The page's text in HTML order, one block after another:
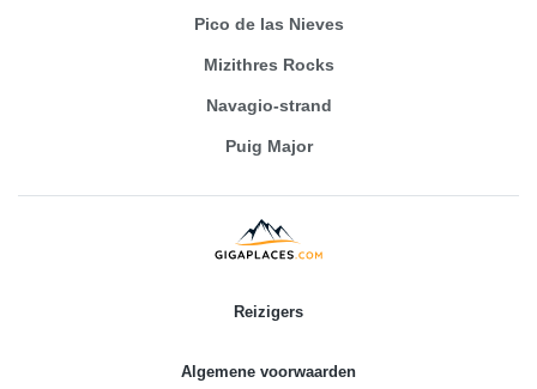
Pico de las Nieves
Mizithres Rocks
Navagio-strand
Puig Major
Reizigers
Algemene voorwaarden